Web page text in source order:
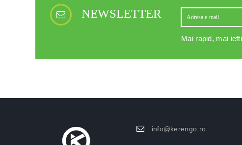
NEWSLETTER
Mai rapid, mai
info@kerengo.ro